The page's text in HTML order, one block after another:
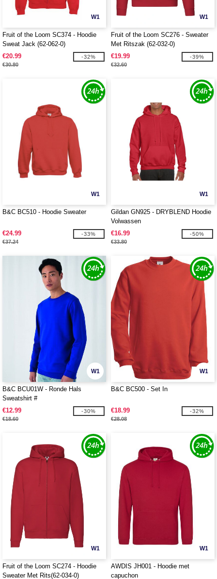
W1
Fruit of the Loom SC374 - Hoodie
Sweat Jack (62-062-0)
€20.99
€30.80
-32%
W1
Fruit of the Loom SC276 - Sweater
Met Ritszak (62-032-0)
€19.99
€32.60
-39%
W1
B&C BC510 - Hoodie Sweater
€24.99
€37.24
-33%
W1
Gildan GN925 - DRYBLEND Hoodie
Volwassen
€16.99
€33.80
-50%
W1
B&C BCU01W - Ronde Hals
Sweatshirt #
€12.99
€18.60
-30%
W1
B&C BC500 - Set In
€18.99
€28.08
-32%
W1
Fruit of the Loom SC274 - Hoodie
Sweater Met Rits(62-034-0)
W1
AWDIS JH001 - Hoodie met
capuchon